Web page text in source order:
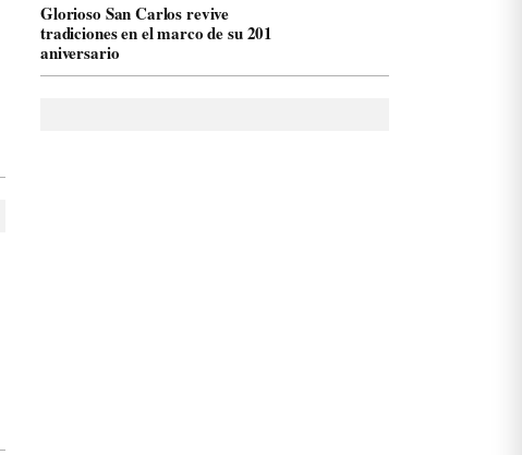
Glorioso San Carlos revive
tradiciones en el marco de su 201
aniversario